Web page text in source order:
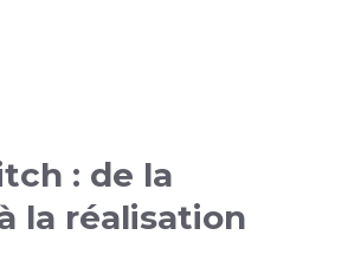
: de la
la réalisation